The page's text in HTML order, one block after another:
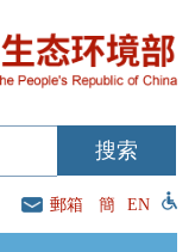
郵箱 簡 EN